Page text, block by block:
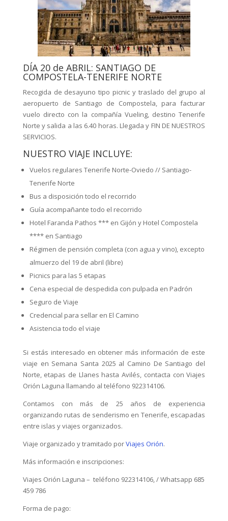
DÍA 20 de ABRIL: SANTIAGO DE
COMPOSTELA-TENERIFE NORTE
Recogida de desayuno tipo picnic y traslado del grupo al
aeropuerto de Santiago de Compostela, para facturar
vuelo directo con la compañía Vueling, destino Tenerife
Norte y salida a las 6.40 horas. Llegada y FIN DE NUESTROS
SERVICIOS.
NUESTRO VIAJE INCLUYE:
Vuelos regulares Tenerife Norte-Oviedo // Santiago-
Tenerife Norte
Bus a disposición todo el recorrido
Guía acompañante todo el recorrido
Hotel Faranda Pathos *** en Gijón y Hotel Compostela
**** en Santiago
Régimen de pensión completa (con agua y vino), excepto
almuerzo del 19 de abril (libre)
Picnics para las 5 etapas
Cena especial de despedida con pulpada en Padrón
Seguro de Viaje
Credencial para sellar en El Camino
Asistencia todo el viaje
Si estás interesado en obtener más información de este
viaje en Semana Santa 2025 al Camino De Santiago del
Norte, etapas de Llanes hasta Avilés, contacta con Viajes
Orión Laguna llamando al teléfono 922314106.
Contamos con más de 25 años de experiencia
organizando rutas de senderismo en Tenerife, escapadas
entre islas y viajes organizados.
Viaje organizado y tramitado porViajes Orión.
Más información e inscripciones:
Viajes Orión Laguna – teléfono 922314106, / Whatsapp 685
459 786
Forma de pago: